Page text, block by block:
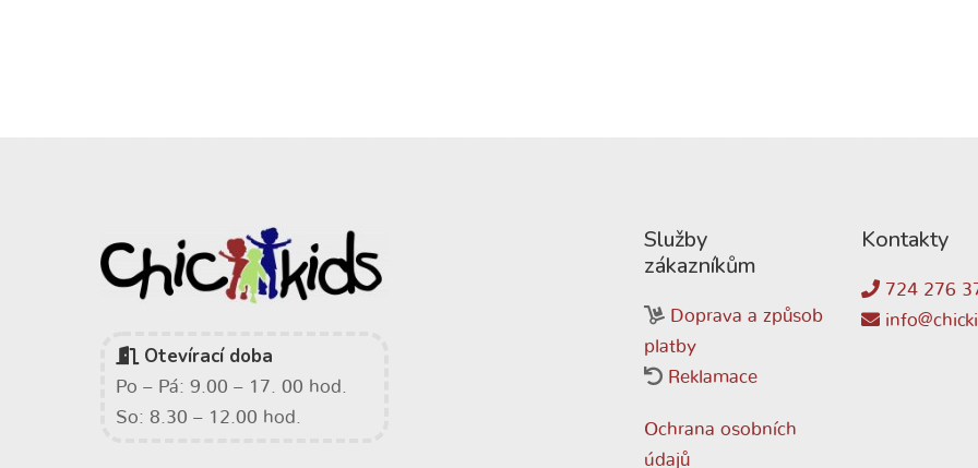
Otevírací doba
Po – Pá: 9.00 – 17. 00 hod.
So: 8.30 – 12.00 hod.
Služby
zákazníkům
Doprava a způsob
platby
Reklamace
Ochrana osobních
údajů
Kontakty
724 276